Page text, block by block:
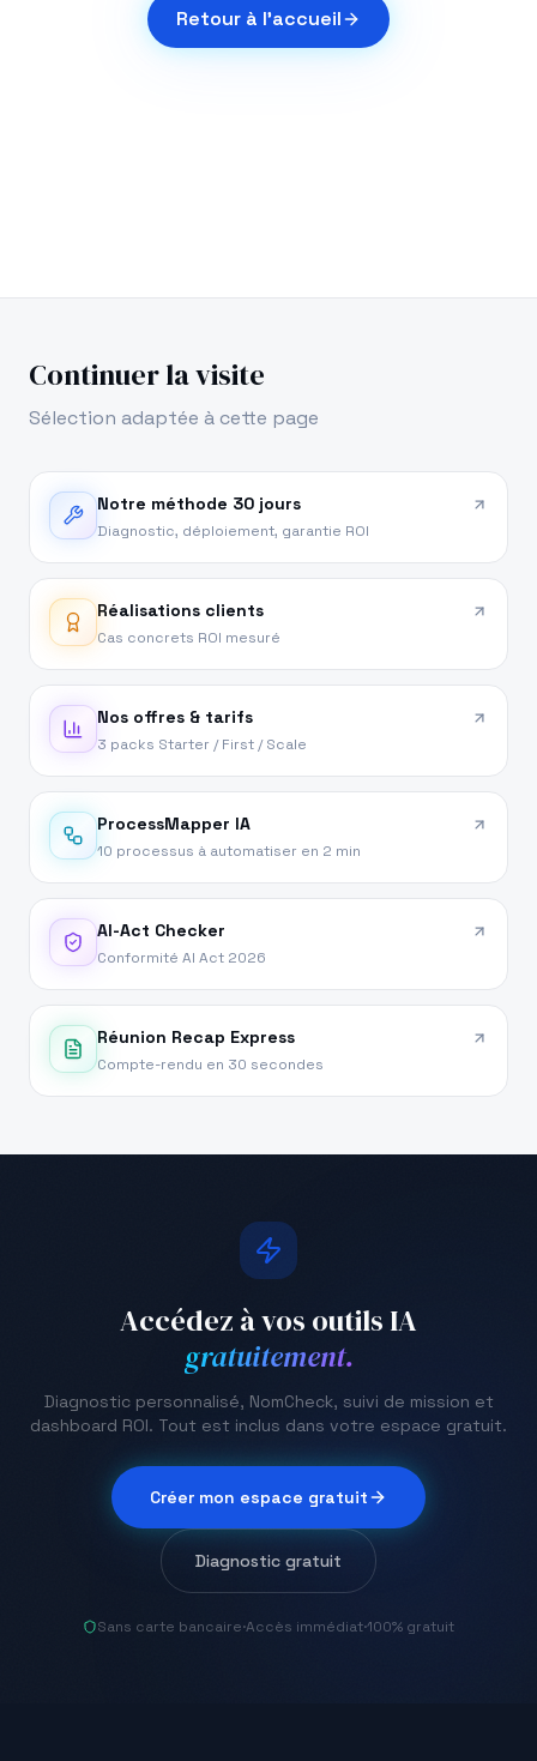
Retour à l'accueil
Continuer la visite
Sélection adaptée à cette page
Notre méthode 30 jours
Diagnostic, déploiement, garantie ROI
Réalisations clients
Cas concrets ROI mesuré
Nos offres & tarifs
3 packs Starter / First / Scale
ProcessMapper IA
10 processus à automatiser en 2 min
AI-Act Checker
Conformité AI Act 2026
Réunion Recap Express
Compte-rendu en 30 secondes
Accédez à vos outils IA
gratuitement.
Diagnostic personnalisé, NomCheck, suivi de mission et
dashboard ROI. Tout est inclus dans votre espace gratuit.
Créer mon espace gratuit
Diagnostic gratuit
Sans carte bancaire·Accès immédiat·100% gratuit